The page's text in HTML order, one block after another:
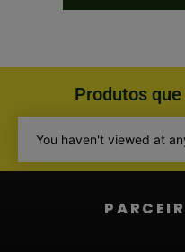
Produtos
You haven't viewed at